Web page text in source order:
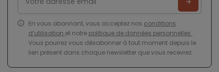
En vous abonnant, vous acceptez nos conditions
d’utilisation et notre politique de données personnelles .
Vous pourrez vous désabonner à tout moment depuis le
lien présent dans chaque newsletter que vous recevrez.